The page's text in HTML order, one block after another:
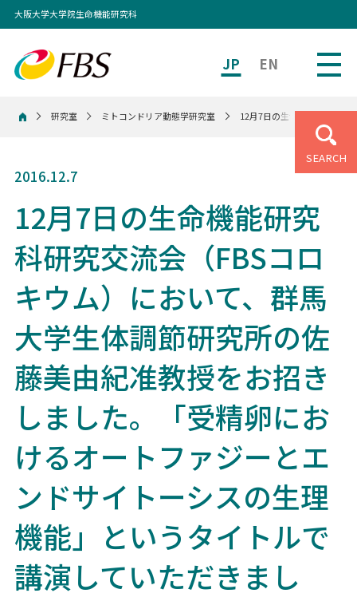
JP EN
大阪大学大学院生命機能研究科
SEARCH
ホーム研究室 ミトコンドリア動態学研究室 12月7日の生命機能研究科研
2016.12.7
12月7日の生命機能研究
科研究交流会（FBSコロ
キウム）において、群馬
大学生体調節研究所の佐
藤美由紀准教授をお招き
しました。「受精卵にお
けるオートファジーとエ
ンドサイトーシスの生理
機能」というタイトルで
講演していただきまし